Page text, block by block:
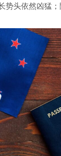
势头依然凶猛